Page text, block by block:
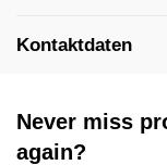
Kontaktdaten
Never miss
again?